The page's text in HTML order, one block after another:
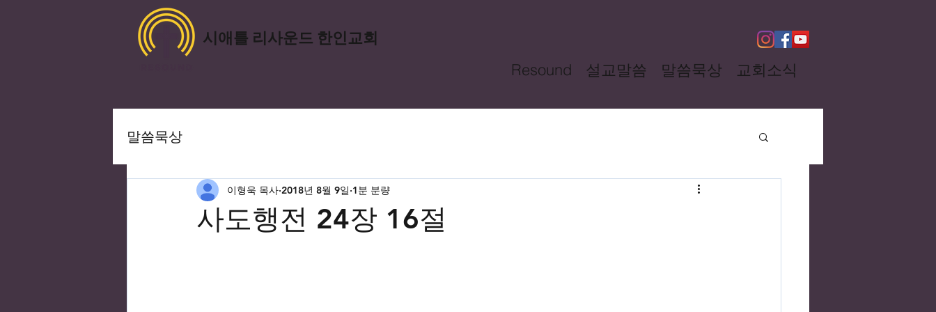
​시애틀 리사운드 한인교회
Resound 설교말씀 말씀묵상 교회소식
말씀묵상
사도행전 24장 16절
이형욱 목사 2018년 8월 9일 1분 분량